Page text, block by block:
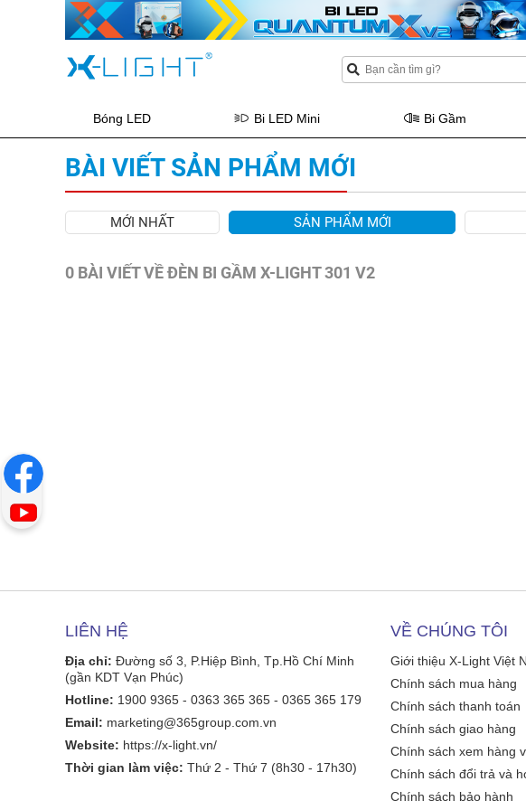
Bóng LED Bi LED Mini Bi Gầm
BÀI VIẾT SẢN PHẨM MỚI
MỚI NHẤT SẢN PHẨM MỚI
0 BÀI VIẾT VỀ ĐÈN BI GẦM X-LIGHT 301 V2
LIÊN HỆ
Địa chỉ: Đường số 3, P.Hiệp Bình, Tp.Hồ Chí Minh
(gần KDT Vạn Phúc)
Hotline: 1900 9365 - 0363 365 365 - 0365 365 179
Email: marketing@365group.com.vn
Website: https://x-light.vn/
Thời gian làm việc: Thứ 2 - Thứ 7 (8h30 - 17h30)
VỀ CHÚNG TÔI
Giới thiệu X-Light Việt
Chính sách mua hàng
Chính sách thanh toán
Chính sách giao hàng
Chính sách xem hàng
Chính sách đổi trả và
Chính sách bảo hành